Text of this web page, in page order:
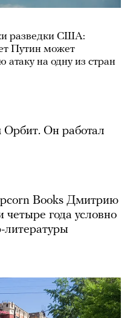
разведки США:
Путин может
на одну из стран
Он работал
Books Дмитрию
четыре года условно
литературы